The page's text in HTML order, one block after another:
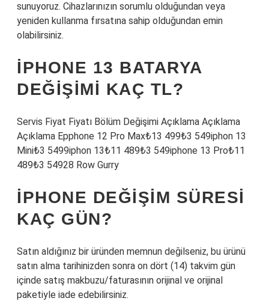
sunuyoruz. Cihazlarınızın sorumlu olduğundan veya
yeniden kullanma fırsatına sahip olduğundan emin
olabilirsiniz.
İPHONE 13 BATARYA
DEĞIŞIMI KAÇ TL?
Servis Fiyat Fiyatı Bölüm Değişimi Açıklama Açıklama
Açıklama Epphone 12 Pro Max₺13 499₺3 549iphon 13
Mini₺3 5499iphon 13₺11 489₺3 549iphone 13 Pro₺11
489₺3 54928 Row Gurry
IPHONE DEĞIŞIM SÜRESI
KAÇ GÜN?
Satın aldığınız bir üründen memnun değilseniz, bu ürünü
satın alma tarihinizden sonra on dört (14) takvim gün
içinde satış makbuzu/faturasının orijinal ve orijinal
paketiyle iade edebilirsiniz.